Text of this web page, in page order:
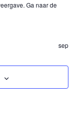
Ga naar de
sep